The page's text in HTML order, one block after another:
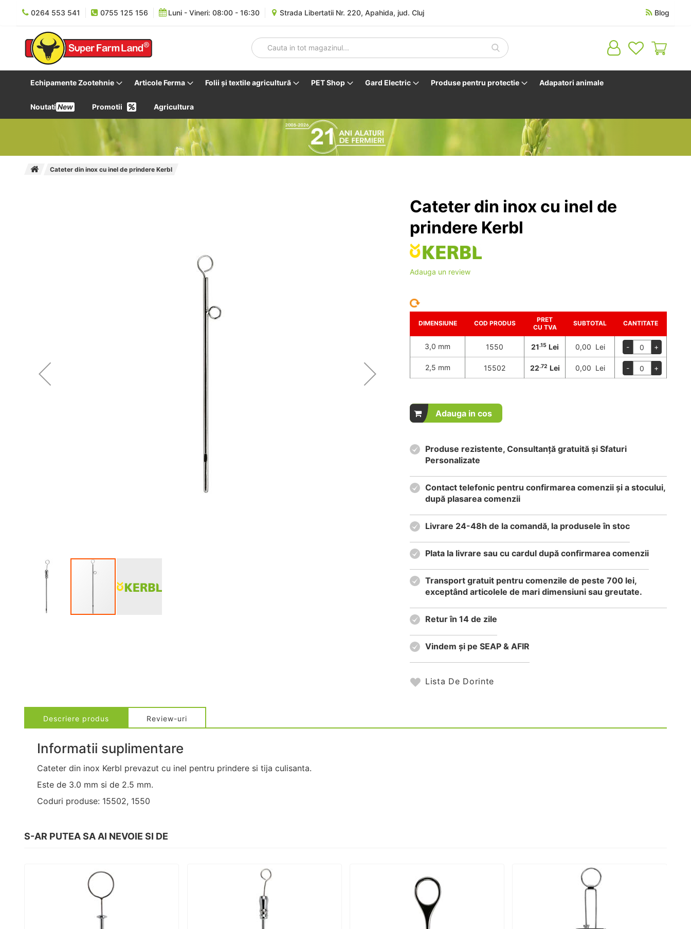
0264 553 541 0755 125 156 Luni - Vineri: 08:00 - 16:30 Strada Libertatii Nr. 220, Apahida, jud. Cluj Blog
Cosul
Echipamente Zootehnie Articole Ferma Folii și textile agricultură PET Shop Gard Electric Produse pentru protectie Adapatori animale
Noutati New Promotii Agricultura
Cateter din inox cu inel de prindere Kerbl
Cateter din inox cu inel de
prindere Kerbl
Adauga un review
DIMENSIUNE COD PRODUS
PRET
CU TVA
SUBTOTAL CANTITATE
3,0 mm 1550 21.15 Lei 0,00 Lei - +
2,5 mm 15502 22.72 Lei 0,00 Lei - +
Adauga in cos
Produse rezistente, Consultanță gratuită și Sfaturi
Personalizate
Contact telefonic pentru confirmarea comenzii și a stocului,
după plasarea comenzii
Livrare 24-48h de la comandă, la produsele în stoc
Plata la livrare sau cu cardul după confirmarea comenzii
Transport gratuit pentru comenzile de peste 700 lei,
exceptând articolele de mari dimensiuni sau greutate.
Retur în 14 de zile
Vindem și pe SEAP & AFIR
Lista De Dorinte
Descriere produs
Informatii suplimentare
Cateter din inox Kerbl prevazut cu inel pentru prindere si tija culisanta.
Este de 3.0 mm si de 2.5 mm.
Coduri produse: 15502, 1550
Review-uri
S-AR PUTEA SA AI NEVOIE SI DE